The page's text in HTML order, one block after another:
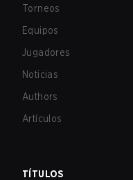
Torneos
Equipos
Jugadores
Noticias
Authors
Artículos
TÍTULOS